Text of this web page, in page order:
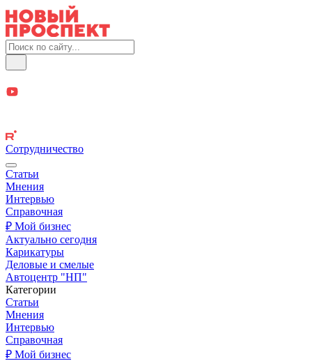
Сотрудничество
Статьи
Мнения
Интервью
Справочная
₽ Мой бизнес
Актуально сегодня
Карикатуры
Деловые и смелые
Автоцентр "НП"
Категории
Статьи
Мнения
Интервью
Справочная
₽ Мой бизнес